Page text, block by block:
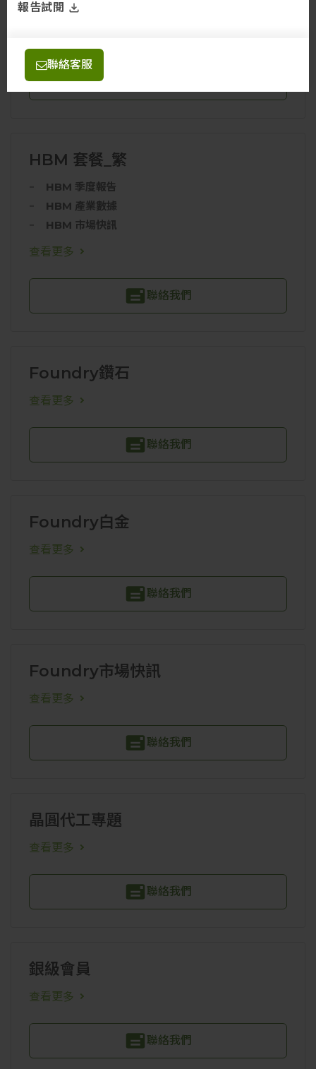
報告試閱
聯絡客服
伺服器模组價格
HBM 套餐_繁
HBM 季度報告
HBM 產業數據
HBM 市場快訊
查看更多
聯絡我們
Foundry鑽石
查看更多
聯絡我們
Foundry白金
查看更多
聯絡我們
Foundry市場快訊
查看更多
聯絡我們
晶圓代工專題
查看更多
聯絡我們
銀級會員
查看更多
聯絡我們